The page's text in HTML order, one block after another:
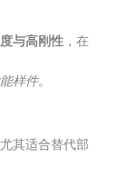
与高刚性 ，在
样件。
其适合替代部